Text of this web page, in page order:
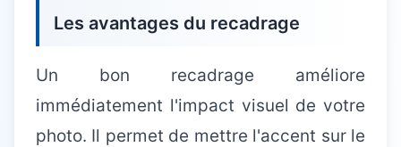
Les avantages du recadrage
Un bon recadrage améliore
immédiatement l'impact visuel de votre
photo. Il permet de mettre l'accent sur le